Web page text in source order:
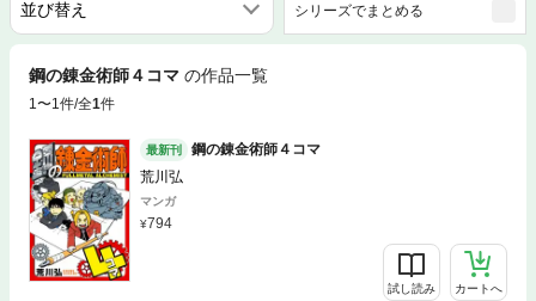
シリーズでまとめる
鋼の錬金術師４コマ の作品一覧
1〜1件/全1件
最新刊
鋼の錬金術師４コマ
荒川弘
マンガ
794
試し読み カートへ